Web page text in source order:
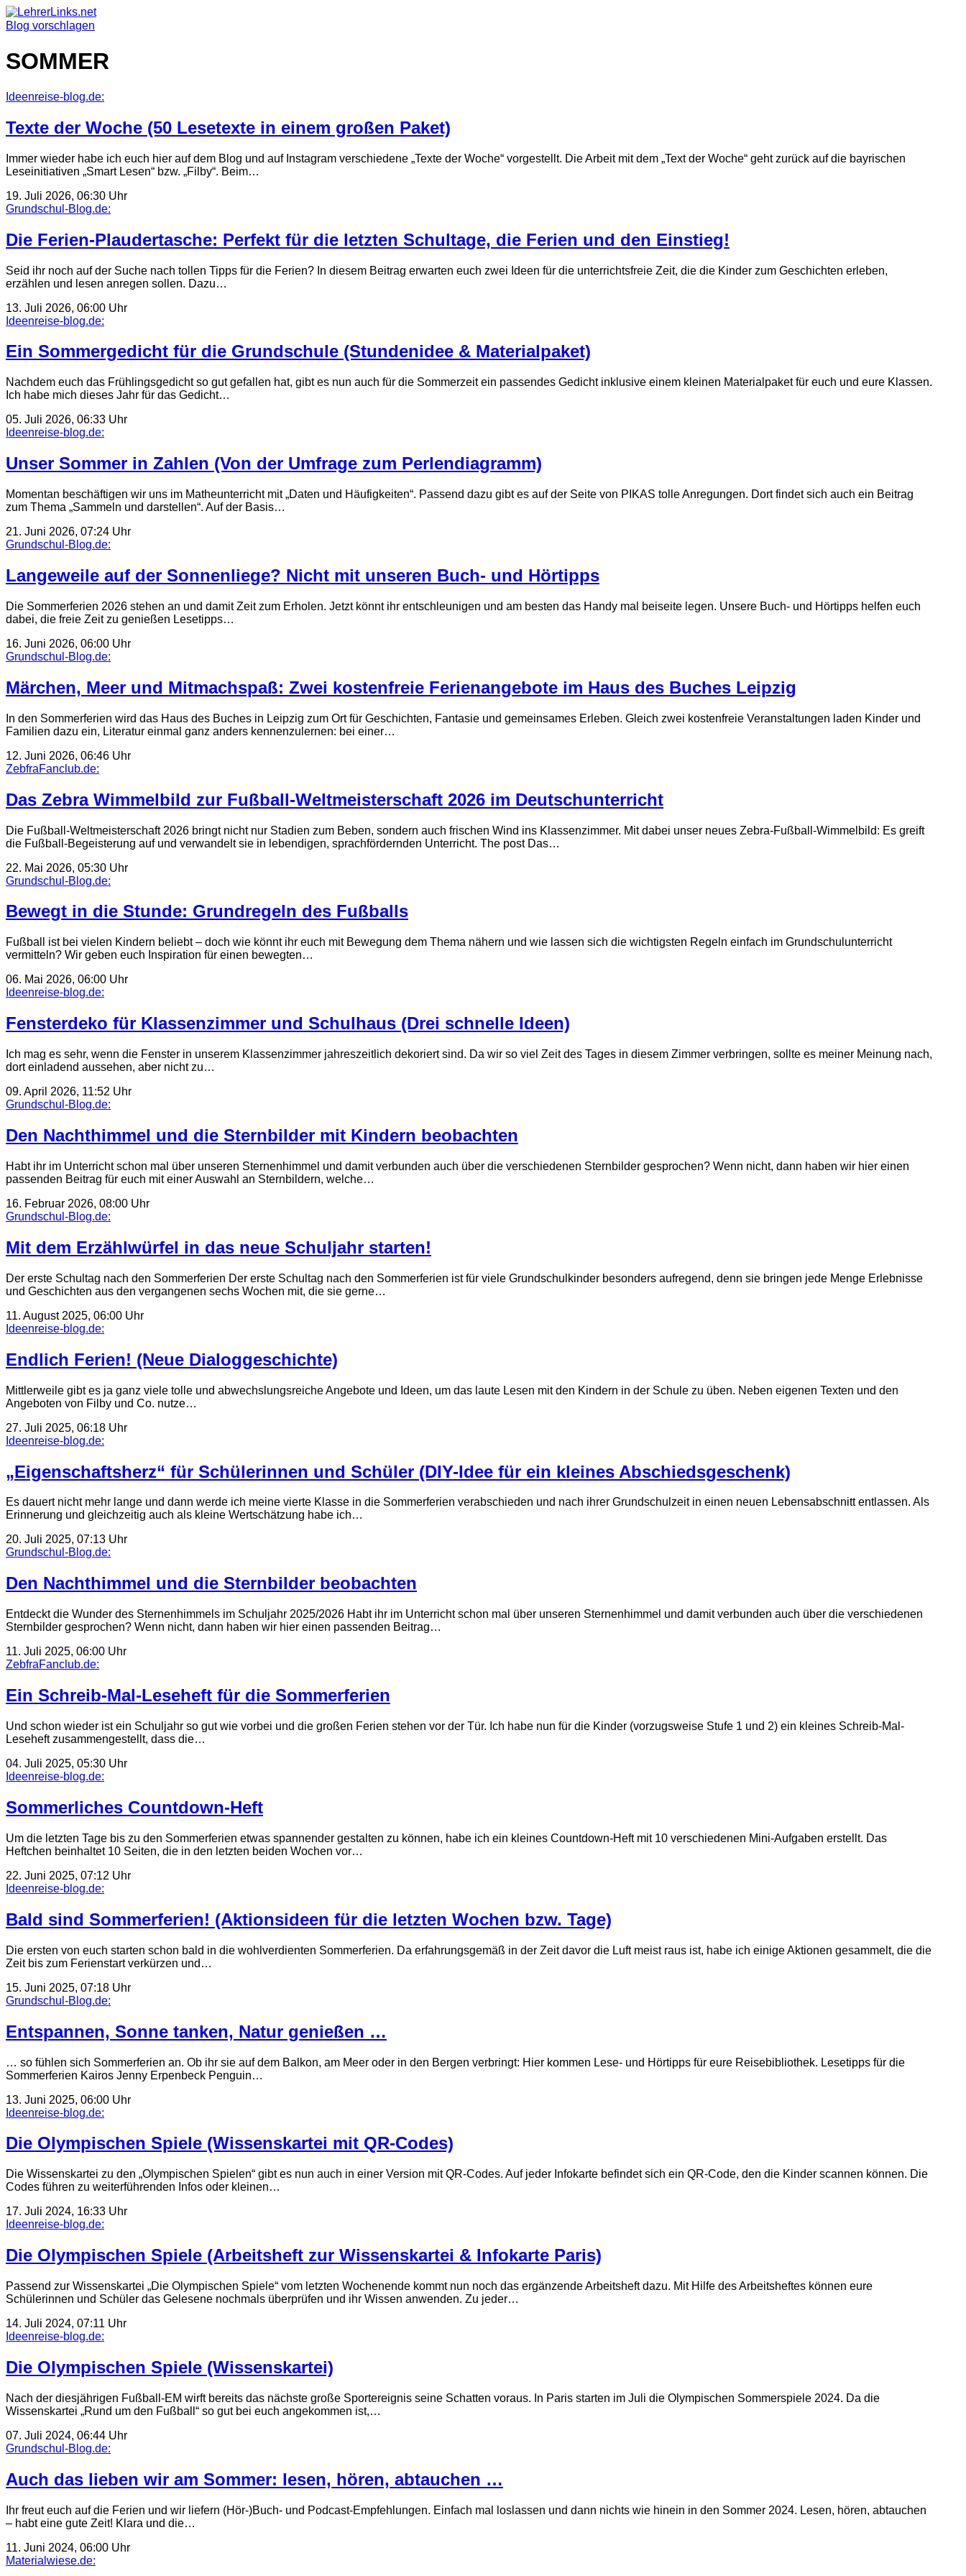
Skip
to
Blog vorschlagen
SOMMER
Ideenreise-blog.de:
Texte der Woche (50 Lesetexte in einem großen Paket)
Immer wieder habe ich euch hier auf dem Blog und auf Instagram verschiedene „Texte der Woche“ vorgestellt. Die Arbeit mit dem „Text der Woche“ geht zurück auf die bayrischen
Leseinitiativen „Smart Lesen“ bzw. „Filby“. Beim…
19. Juli 2026, 06:30 Uhr
Grundschul-Blog.de:
Die Ferien-Plaudertasche: Perfekt für die letzten Schultage, die Ferien und den Einstieg!
Seid ihr noch auf der Suche nach tollen Tipps für die Ferien? In diesem Beitrag erwarten euch zwei Ideen für die unterrichtsfreie Zeit, die die Kinder zum Geschichten erleben,
erzählen und lesen anregen sollen. Dazu…
13. Juli 2026, 06:00 Uhr
Ideenreise-blog.de:
Ein Sommergedicht für die Grundschule (Stundenidee & Materialpaket)
Nachdem euch das Frühlingsgedicht so gut gefallen hat, gibt es nun auch für die Sommerzeit ein passendes Gedicht inklusive einem kleinen Materialpaket für euch und eure Klassen.
Ich habe mich dieses Jahr für das Gedicht…
05. Juli 2026, 06:33 Uhr
Ideenreise-blog.de:
Unser Sommer in Zahlen (Von der Umfrage zum Perlendiagramm)
Momentan beschäftigen wir uns im Matheunterricht mit „Daten und Häufigkeiten“. Passend dazu gibt es auf der Seite von PIKAS tolle Anregungen. Dort findet sich auch ein Beitrag
zum Thema „Sammeln und darstellen“. Auf der Basis…
21. Juni 2026, 07:24 Uhr
Grundschul-Blog.de:
Langeweile auf der Sonnenliege? Nicht mit unseren Buch- und Hörtipps
Die Sommerferien 2026 stehen an und damit Zeit zum Erholen. Jetzt könnt ihr entschleunigen und am besten das Handy mal beiseite legen. Unsere Buch- und Hörtipps helfen euch
dabei, die freie Zeit zu genießen Lesetipps…
16. Juni 2026, 06:00 Uhr
Grundschul-Blog.de:
Märchen, Meer und Mitmachspaß: Zwei kostenfreie Ferienangebote im Haus des Buches Leipzig
In den Sommerferien wird das Haus des Buches in Leipzig zum Ort für Geschichten, Fantasie und gemeinsames Erleben. Gleich zwei kostenfreie Veranstaltungen laden Kinder und
Familien dazu ein, Literatur einmal ganz anders kennenzulernen: bei einer…
12. Juni 2026, 06:46 Uhr
ZebfraFanclub.de:
Das Zebra Wimmelbild zur Fußball-Weltmeisterschaft 2026 im Deutschunterricht
Die Fußball-Weltmeisterschaft 2026 bringt nicht nur Stadien zum Beben, sondern auch frischen Wind ins Klassenzimmer. Mit dabei unser neues Zebra-Fußball-Wimmelbild: Es greift
die Fußball-Begeisterung auf und verwandelt sie in lebendigen, sprachfördernden Unterricht. The post Das…
22. Mai 2026, 05:30 Uhr
Grundschul-Blog.de:
Bewegt in die Stunde: Grundregeln des Fußballs
Fußball ist bei vielen Kindern beliebt – doch wie könnt ihr euch mit Bewegung dem Thema nähern und wie lassen sich die wichtigsten Regeln einfach im Grundschulunterricht
vermitteln? Wir geben euch Inspiration für einen bewegten…
06. Mai 2026, 06:00 Uhr
Ideenreise-blog.de:
Fensterdeko für Klassenzimmer und Schulhaus (Drei schnelle Ideen)
Ich mag es sehr, wenn die Fenster in unserem Klassenzimmer jahreszeitlich dekoriert sind. Da wir so viel Zeit des Tages in diesem Zimmer verbringen, sollte es meiner Meinung nach,
dort einladend aussehen, aber nicht zu…
09. April 2026, 11:52 Uhr
Grundschul-Blog.de:
Den Nachthimmel und die Sternbilder mit Kindern beobachten
Habt ihr im Unterricht schon mal über unseren Sternenhimmel und damit verbunden auch über die verschiedenen Sternbilder gesprochen? Wenn nicht, dann haben wir hier einen
passenden Beitrag für euch mit einer Auswahl an Sternbildern, welche…
16. Februar 2026, 08:00 Uhr
Grundschul-Blog.de:
Mit dem Erzählwürfel in das neue Schuljahr starten!
Der erste Schultag nach den Sommerferien Der erste Schultag nach den Sommerferien ist für viele Grundschulkinder besonders aufregend, denn sie bringen jede Menge Erlebnisse
und Geschichten aus den vergangenen sechs Wochen mit, die sie gerne…
11. August 2025, 06:00 Uhr
Ideenreise-blog.de:
Endlich Ferien! (Neue Dialoggeschichte)
Mittlerweile gibt es ja ganz viele tolle und abwechslungsreiche Angebote und Ideen, um das laute Lesen mit den Kindern in der Schule zu üben. Neben eigenen Texten und den
Angeboten von Filby und Co. nutze…
27. Juli 2025, 06:18 Uhr
Ideenreise-blog.de:
„Eigenschaftsherz“ für Schülerinnen und Schüler (DIY-Idee für ein kleines Abschiedsgeschenk)
Es dauert nicht mehr lange und dann werde ich meine vierte Klasse in die Sommerferien verabschieden und nach ihrer Grundschulzeit in einen neuen Lebensabschnitt entlassen. Als
Erinnerung und gleichzeitig auch als kleine Wertschätzung habe ich…
20. Juli 2025, 07:13 Uhr
Grundschul-Blog.de:
Den Nachthimmel und die Sternbilder beobachten
Entdeckt die Wunder des Sternenhimmels im Schuljahr 2025/2026 Habt ihr im Unterricht schon mal über unseren Sternenhimmel und damit verbunden auch über die verschiedenen
Sternbilder gesprochen? Wenn nicht, dann haben wir hier einen passenden Beitrag…
11. Juli 2025, 06:00 Uhr
ZebfraFanclub.de:
Ein Schreib-Mal-Leseheft für die Sommerferien
Und schon wieder ist ein Schuljahr so gut wie vorbei und die großen Ferien stehen vor der Tür. Ich habe nun für die Kinder (vorzugsweise Stufe 1 und 2) ein kleines Schreib-Mal-
Leseheft zusammengestellt, dass die…
04. Juli 2025, 05:30 Uhr
Ideenreise-blog.de:
Sommerliches Countdown-Heft
Um die letzten Tage bis zu den Sommerferien etwas spannender gestalten zu können, habe ich ein kleines Countdown-Heft mit 10 verschiedenen Mini-Aufgaben erstellt. Das
Heftchen beinhaltet 10 Seiten, die in den letzten beiden Wochen vor…
22. Juni 2025, 07:12 Uhr
Ideenreise-blog.de:
Bald sind Sommerferien! (Aktionsideen für die letzten Wochen bzw. Tage)
Die ersten von euch starten schon bald in die wohlverdienten Sommerferien. Da erfahrungsgemäß in der Zeit davor die Luft meist raus ist, habe ich einige Aktionen gesammelt, die die
Zeit bis zum Ferienstart verkürzen und…
15. Juni 2025, 07:18 Uhr
Grundschul-Blog.de:
Entspannen, Sonne tanken, Natur genießen …
… so fühlen sich Sommerferien an. Ob ihr sie auf dem Balkon, am Meer oder in den Bergen verbringt: Hier kommen Lese- und Hörtipps für eure Reisebibliothek. Lesetipps für die
Sommerferien Kairos Jenny Erpenbeck Penguin…
13. Juni 2025, 06:00 Uhr
Ideenreise-blog.de:
Die Olympischen Spiele (Wissenskartei mit QR-Codes)
Die Wissenskartei zu den „Olympischen Spielen“ gibt es nun auch in einer Version mit QR-Codes. Auf jeder Infokarte befindet sich ein QR-Code, den die Kinder scannen können. Die
Codes führen zu weiterführenden Infos oder kleinen…
17. Juli 2024, 16:33 Uhr
Ideenreise-blog.de:
Die Olympischen Spiele (Arbeitsheft zur Wissenskartei & Infokarte Paris)
Passend zur Wissenskartei „Die Olympischen Spiele“ vom letzten Wochenende kommt nun noch das ergänzende Arbeitsheft dazu. Mit Hilfe des Arbeitsheftes können eure
Schülerinnen und Schüler das Gelesene nochmals überprüfen und ihr Wissen anwenden. Zu jeder…
14. Juli 2024, 07:11 Uhr
Ideenreise-blog.de:
Die Olympischen Spiele (Wissenskartei)
Nach der diesjährigen Fußball-EM wirft bereits das nächste große Sportereignis seine Schatten voraus. In Paris starten im Juli die Olympischen Sommerspiele 2024. Da die
Wissenskartei „Rund um den Fußball“ so gut bei euch angekommen ist,…
07. Juli 2024, 06:44 Uhr
Grundschul-Blog.de:
Auch das lieben wir am Sommer: lesen, hören, abtauchen …
Ihr freut euch auf die Ferien und wir liefern (Hör-)Buch- und Podcast-Empfehlungen. Einfach mal loslassen und dann nichts wie hinein in den Sommer 2024. Lesen, hören, abtauchen
– habt eine gute Zeit! Klara und die…
11. Juni 2024, 06:00 Uhr
Materialwiese.de: